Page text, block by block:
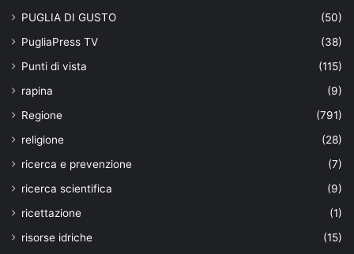
PUGLIA DI GUSTO
(50)
PugliaPress TV
(38)
Punti di vista
(115)
rapina
(9)
Regione
(791)
religione
(28)
ricerca e prevenzione
(7)
ricerca scientifica
(9)
ricettazione
(1)
risorse idriche
(15)